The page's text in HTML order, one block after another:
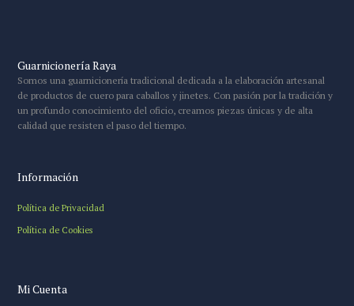
Guarnicionería Raya
Somos una guarnicionería tradicional dedicada a la elaboración artesanal
de productos de cuero para caballos y jinetes. Con pasión por la tradición y
un profundo conocimiento del oficio, creamos piezas únicas y de alta
calidad que resisten el paso del tiempo.
Información
Política de Privacidad
Política de Cookies
Mi Cuenta